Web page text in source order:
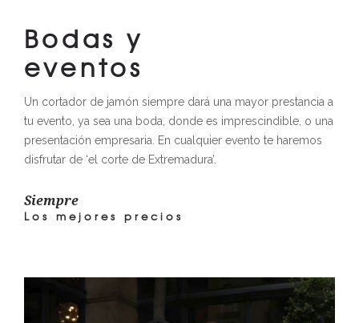
Bodas y
eventos
Un cortador de jamón siempre dará una mayor prestancia a
tu evento, ya sea una boda, donde es imprescindible, o una
presentación empresaria. En cualquier evento te haremos
disfrutar de ‘el corte de Extremadura’.
Siempre
Los mejores precios